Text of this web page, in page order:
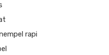
rapi